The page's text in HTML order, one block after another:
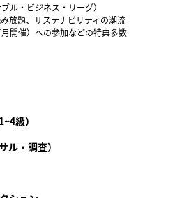
ル・ビジネス・リーグ）
放題、サステナビリティの潮流
開催）への参加などの特典多数
級）
ル・調査）